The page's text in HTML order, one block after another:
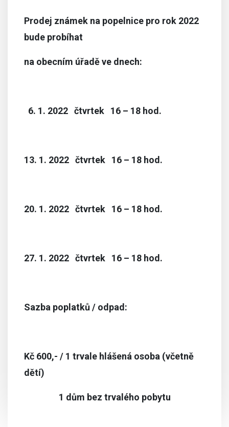
Prodej známek na popelnice pro rok 2022
bude probíhat
na obecním úřadě ve dnech:
6. 1. 2022 čtvrtek 16 – 18 hod.
13. 1. 2022 čtvrtek 16 – 18 hod.
20. 1. 2022 čtvrtek 16 – 18 hod.
27. 1. 2022 čtvrtek 16 – 18 hod.
Sazba poplatků / odpad:
Kč 600,- / 1 trvale hlášená osoba (včetně
dětí)
1 dům bez trvalého pobytu